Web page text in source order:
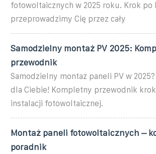
fotowoltaicznych w 2025 roku. Krok po
przeprowadzimy Cię przez cały
Samodzielny montaż PV 2025:
przewodnik
Samodzielny montaż paneli PV w
dla Ciebie! Kompletny przewodnik
instalacji fotowoltaicznej.
Montaż paneli fotowoltaicznych –
poradnik